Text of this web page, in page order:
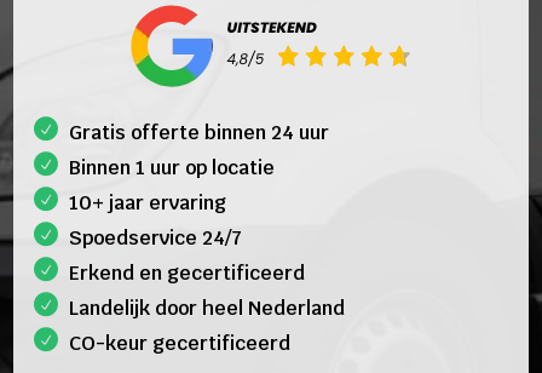
Gratis offerte binnen 24 uur
Binnen 1 uur op locatie
10+ jaar ervaring
Spoedservice 24/7
Erkend en gecertificeerd
Landelijk door heel Nederland
CO-keur gecertificeerd